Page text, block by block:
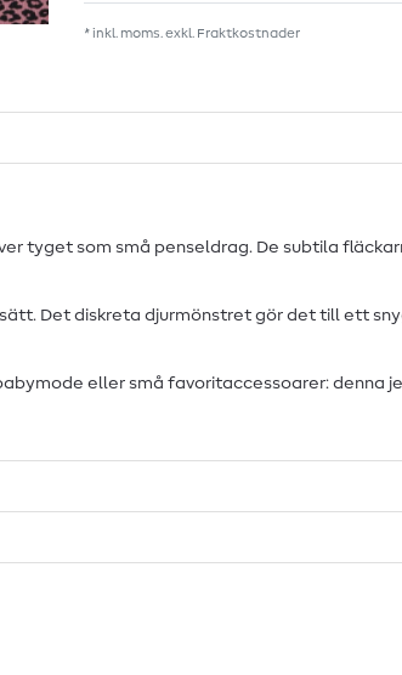
* inkl. moms. exkl. Fraktkostnader
tyget som små penseldrag. De subtila
Det diskreta djurmönstret gör det till ett
eller små favoritaccessoarer: denna